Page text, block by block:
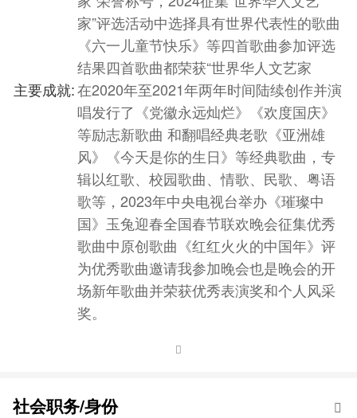
家”评选活动中选择具有世界代表性的歌曲
《六一儿童节快乐》等四首歌曲参加评选
结果四首歌曲都荣获“世界华人文艺家
主要成就:在2020年至2021年两年时间陆续创作并演
唱发行了《党徽永远灿烂》《欢度国庆》
等励志新歌曲 和翻唱经典老歌《亚洲雄
风》《今天是你的生日》等经典歌曲，专
辑以红歌、校园歌曲、情歌、民歌、粤语
歌等，2023年中央电视台举办《璀璨中
国》玉兔迎春全国春节联欢晚会征集优秀
歌曲中原创歌曲《红红火火的中国年》评
为优秀歌曲邀请我参加晚会也是晚会的开
场新年歌曲并荣获优秀表演奖和个人风采
奖。
社会职务/身份